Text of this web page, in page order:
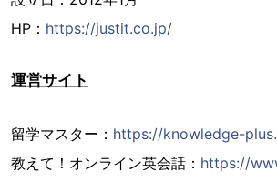
HP： https://justit.co.jp/
運営サイト
留学マスター： https://knowledge-
教えて！オンライン英会話： https://